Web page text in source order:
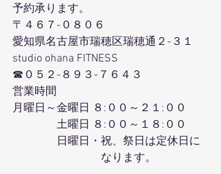
予約承ります。
〒４６７-０８０６
愛知県名古屋市瑞穂区瑞穂通２-３１
studio ohana FITNESS
☎０５２-８９３-７６４３
営業時間
月曜日～金曜日 ８:００～２１:００
土曜日 ８:００～１８:００
日曜日・祝、祭日は定休日に
なります。